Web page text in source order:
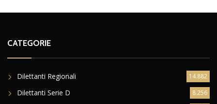
CATEGORIE
Dilettanti Regionali 14.882
Dilettanti Serie D 8.256